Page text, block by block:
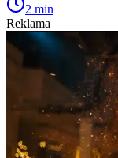
2 min
Reklama